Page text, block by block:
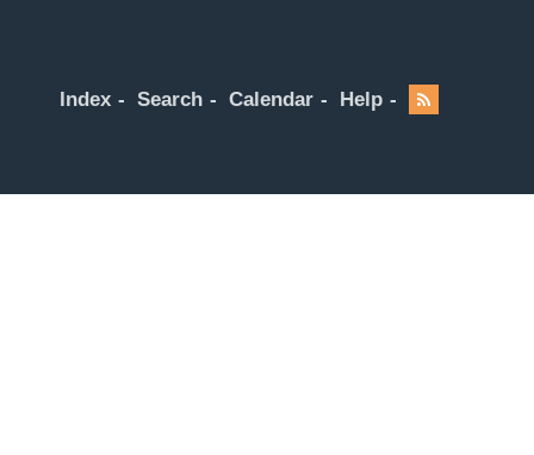
Index Search Calendar Help